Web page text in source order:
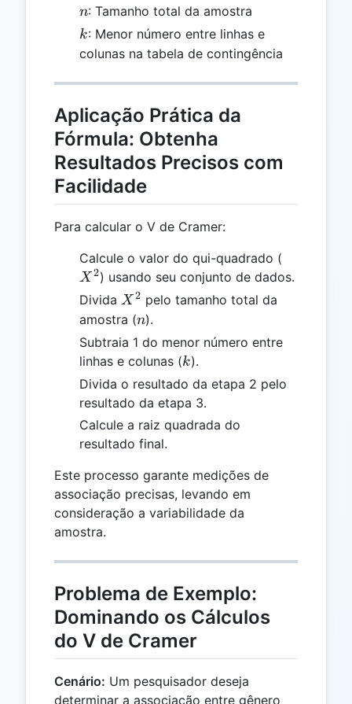
n
n: Tamanho total da amostra
k
k: Menor número entre linhas e
colunas na tabela de contingência
Aplicação Prática da
Fórmula: Obtenha
Resultados Precisos com
Facilidade
Para calcular o V de Cramer:
Calcule o valor do qui-quadrado (
X2) usando seu conjunto de dados.
Divida X^2
X2 pelo tamanho total da
amostra (n
n).
Subtraia 1 do menor número entre
linhas e colunas (k
k).
Divida o resultado da etapa 2 pelo
resultado da etapa 3.
Calcule a raiz quadrada do
resultado final.
Este processo garante medições de
associação precisas, levando em
consideração a variabilidade da
amostra.
Problema de Exemplo:
Dominando os Cálculos
do V de Cramer
Cenário: Um pesquisador deseja
determinar a associação entre gênero